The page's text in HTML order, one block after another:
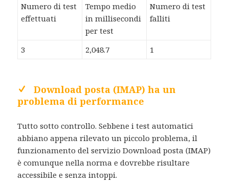
Numero di test
effettuati
Tempo medio
in millisecondi
per test
Numero di test
falliti
3 2,048.7 1
Download posta (IMAP) ha un
problema di performance
Tutto sotto controllo. Sebbene i test automatici
abbiano appena rilevato un piccolo problema, il
funzionamento del servizio Download posta (IMAP)
è comunque nella norma e dovrebbe risultare
accessibile e senza intoppi.